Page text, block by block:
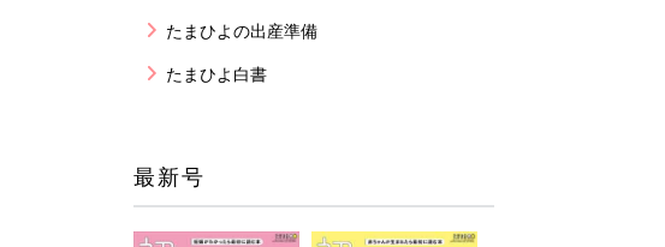
たまひよの出産準備
たまひよ白書
最新号